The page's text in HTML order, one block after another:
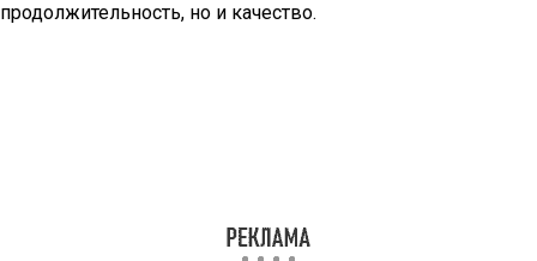
продолжительность, но и качество.